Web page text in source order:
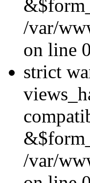
/var/
on line
strict
/var/